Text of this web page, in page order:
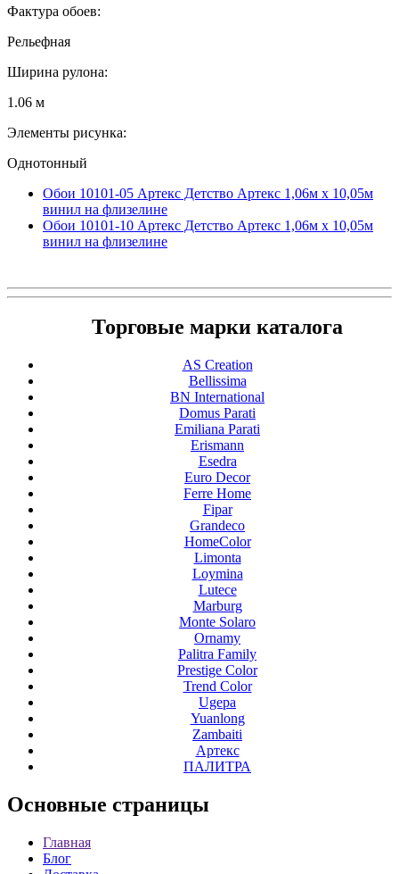
Фактура обоев:
Рельефная
Ширина рулона:
1.06 м
Элементы рисунка:
Однотонный
Обои 10101-05 Артекс Детство Артекс 1,06м х 10,05м
винил на флизелине
Обои 10101-10 Артекс Детство Артекс 1,06м х 10,05м
винил на флизелине
Торговые марки каталога
AS Creation
Bellissima
BN International
Domus Parati
Emiliana Parati
Erismann
Esedra
Euro Decor
Ferre Home
Fipar
Grandeco
HomeColor
Limonta
Loymina
Lutece
Marburg
Monte Solaro
Ornamy
Palitra Family
Prestige Color
Trend Color
Ugepa
Yuanlong
Zambaiti
Артекс
ПАЛИТРА
Основные страницы
Главная
Блог